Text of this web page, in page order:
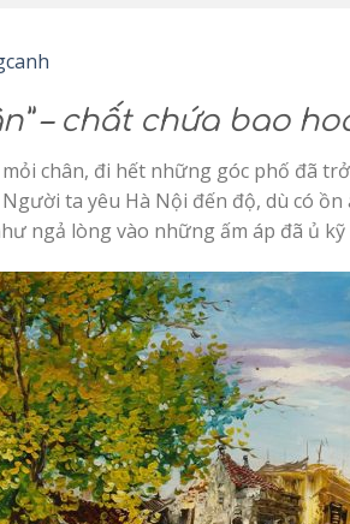
– chất chứa bao
chân, đi hết những góc phố đã
ta yêu Hà Nội đến độ, dù có
ngả lòng vào những ấm áp đã ủ